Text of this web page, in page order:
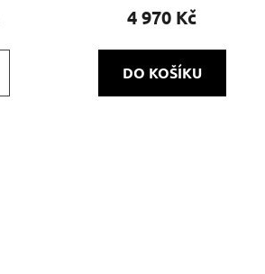
4 970 Kč
DO KOŠÍKU